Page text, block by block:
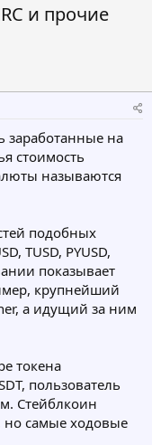
и прочие
заработанные на
стоимость
называются
подобных
TUSD, PYUSD,
показывает
крупнейший
а идущий за ним
токена
пользователь
Стейблкоин
но самые ходовые